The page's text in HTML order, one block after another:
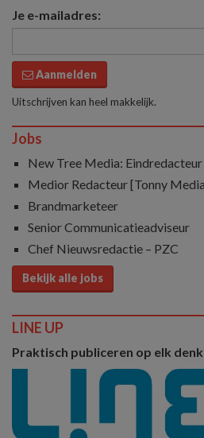
Je e-mailadres:
Aanmelden
Uitschrijven kan heel makkelijk.
Jobs
New Tree Media: Eindredacteur
Medior Redacteur [Tonny
Brandmarketeer
Senior Communicatieadviseur
Chef Nieuwsredactie – PZC
Bekijk alle jobs
LINE UP
Praktisch publiceren op elk